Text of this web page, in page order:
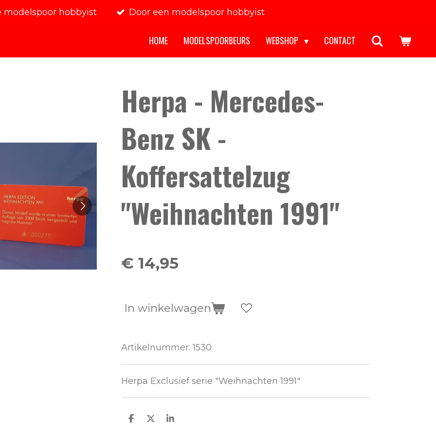
modelspoor hobbyist Door een modelspoor hobbyist
HOME MODELSPOORBEURS WEBSHOP CONTACT
Herpa - Mercedes-
Benz SK -
Koffersattelzug
"Weihnachten 1991"
€ 14,95
In winkelwagen
Artikelnummer: 1530
Herpa Exclusief serie "Weihnachten 1991"
D
D
S